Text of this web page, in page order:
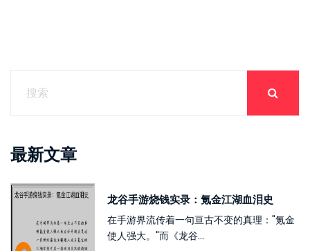
最新文章
龙谷手游烧钱实录：氪金江湖血泪史
在手游界流传着一句亘古不变的真理："氪金
使人强大。"而《龙谷...